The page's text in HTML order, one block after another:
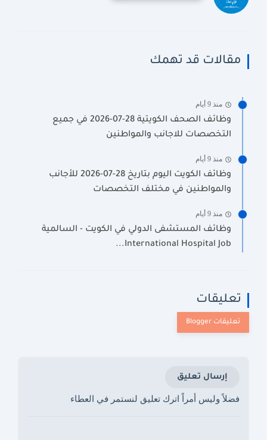
مقالات قد تهمك
منذ 9 أيام
وظائف الصحف الكويتية 28-07-2026 في جميع
التخصصات للاجانب والمواطنين
منذ 9 أيام
وظائف الكويت اليوم بتاريخ 28-07-2026 للأجانب
والمواطنين في مختلف التخصصات
منذ 9 أيام
وظائف المستشفى الدولي في الكويت - السالمية
International Hospital Job...
تعليقات
إرسال تعليق
فضلاً وليس أمراً اترك تعليق لنستمر في العطاء